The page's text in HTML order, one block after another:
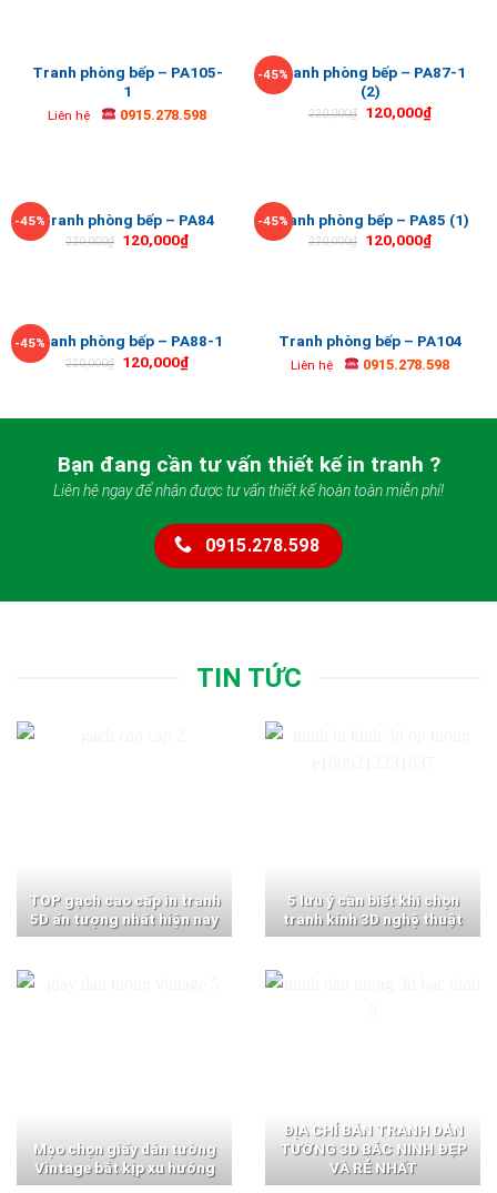
Tranh phòng bếp – PA105-
1
Liên hệ 0915.278.598
-45%Tranh phòng bếp – PA87-1
(2)
220,000₫ 120,000₫
-45%Tranh phòng bếp – PA84
220,000₫ 120,000₫
-45%Tranh phòng bếp – PA85 (1)
220,000₫ 120,000₫
-45%Tranh phòng bếp – PA88-1
220,000₫ 120,000₫
Tranh phòng bếp – PA104
Liên hệ 0915.278.598
Bạn đang cần tư vấn thiết kế in tranh ?
Liên hệ ngay để nhận được tư vấn thiết kế hoàn toàn miễn phí!
0915.278.598
TIN TỨC
TOP gạch cao cấp in tranh
5D ấn tượng nhất hiện nay
5 lưu ý cần biết khi chọn
tranh kính 3D nghệ thuật
Mẹo chọn giấy dán tường
Vintage bắt kịp xu hướng
ĐỊA CHỈ BÁN TRANH DÁN
TƯỜNG 3D BẮC NINH ĐẸP
VÀ RẺ NHẤT